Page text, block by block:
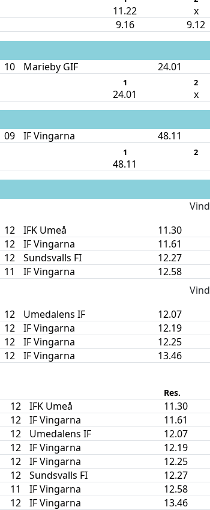
11.22 x
9.16 9.12
10 Marieby GIF 24.01
1 2
24.01 x
09 IF Vingarna 48.11
1 2
48.11
Vind
12 IFK Umeå 11.30
12 IF Vingarna 11.61
12 Sundsvalls FI 12.27
11 IF Vingarna 12.58
Vind
12 Umedalens IF 12.07
12 IF Vingarna 12.19
12 IF Vingarna 12.25
12 IF Vingarna 13.46
Res.
12 IFK Umeå
11.30
12 IF Vingarna 11.61
12 Umedalens IF 12.07
12 IF Vingarna 12.19
12 IF Vingarna 12.25
12 Sundsvalls FI
12.27
11 IF Vingarna 12.58
12 IF Vingarna 13.46